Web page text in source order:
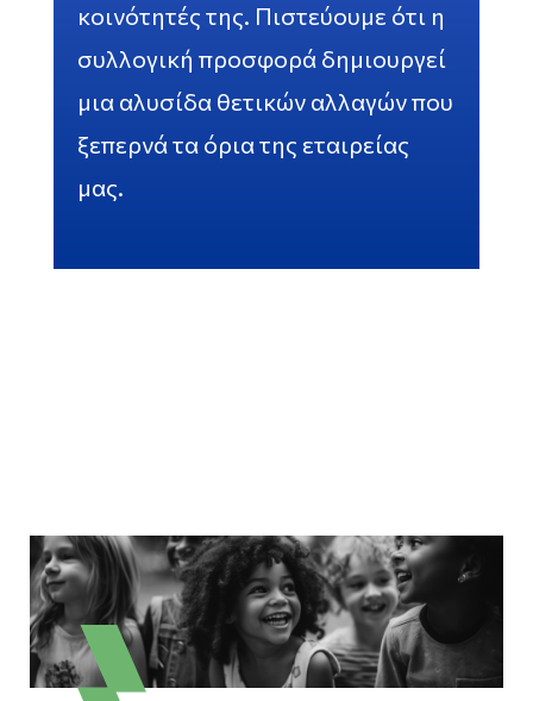
κοινότητές της. Πιστεύουμε ότι η
συλλογική προσφορά δημιουργεί
μια αλυσίδα θετικών αλλαγών που
ξεπερνά τα όρια της εταιρείας
μας.